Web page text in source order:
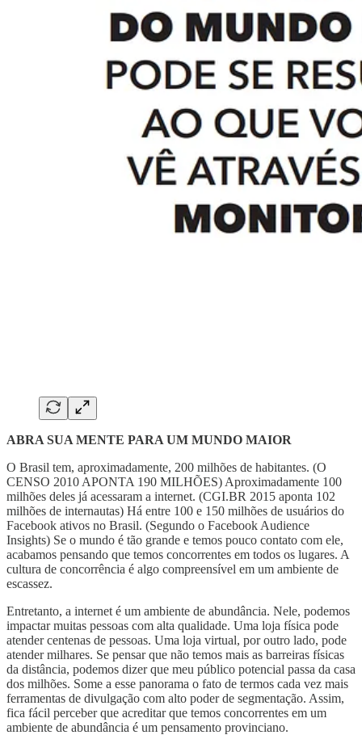
ABRA SUA MENTE PARA UM MUNDO MAIOR
O Brasil tem, aproximadamente, 200 milhões de habitantes. (O
CENSO 2010 APONTA 190 MILHÕES) Aproximadamente 100
milhões deles já acessaram a internet. (CGI.BR 2015 aponta 102
milhões de internautas) Há entre 100 e 150 milhões de usuários do
Facebook ativos no Brasil. (Segundo o Facebook Audience
Insights) Se o mundo é tão grande e temos pouco contato com ele,
acabamos pensando que temos concorrentes em todos os lugares. A
cultura de concorrência é algo compreensível em um ambiente de
escassez.
Entretanto, a internet é um ambiente de abundância. Nele, podemos
impactar muitas pessoas com alta qualidade. Uma loja física pode
atender centenas de pessoas. Uma loja virtual, por outro lado, pode
atender milhares. Se pensar que não temos mais as barreiras físicas
da distância, podemos dizer que meu público potencial passa da casa
dos milhões. Some a esse panorama o fato de termos cada vez mais
ferramentas de divulgação com alto poder de segmentação. Assim,
fica fácil perceber que acreditar que temos concorrentes em um
ambiente de abundância é um pensamento provinciano.